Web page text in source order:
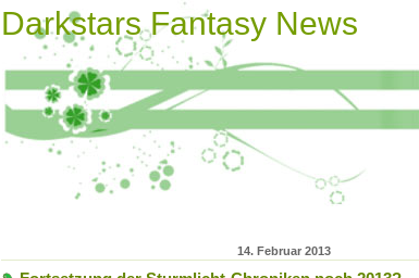
Darkstars Fantasy News
14. Februar 2013